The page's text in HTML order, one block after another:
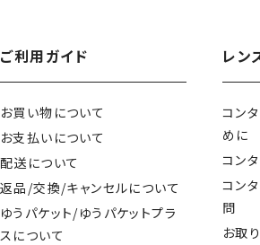
ご利用ガイド
お買い物について
お支払いについて
配送について
返品/交換/キャンセルについて
ゆうパケット/ゆうパケットプラ
スについて
レン
コン
めに
コン
コン
問
お取